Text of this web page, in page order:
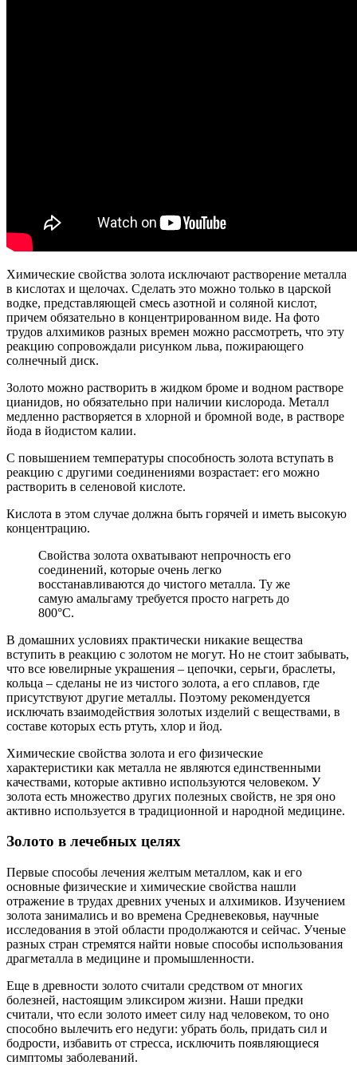
Химические свойства золота исключают растворение металла
в кислотах и щелочах. Сделать это можно только в царской
водке, представляющей смесь азотной и соляной кислот,
причем обязательно в концентрированном виде. На фото
трудов алхимиков разных времен можно рассмотреть, что эту
реакцию сопровождали рисунком льва, пожирающего
солнечный диск.
Золото можно растворить в жидком броме и водном растворе
цианидов, но обязательно при наличии кислорода. Металл
медленно растворяется в хлорной и бромной воде, в растворе
йода в йодистом калии.
С повышением температуры способность золота вступать в
реакцию с другими соединениями возрастает: его можно
растворить в селеновой кислоте.
Кислота в этом случае должна быть горячей и иметь высокую
концентрацию.
Свойства золота охватывают непрочность его
соединений, которые очень легко
восстанавливаются до чистого металла. Ту же
самую амальгаму требуется просто нагреть до
800°С.
В домашних условиях практически никакие вещества
вступить в реакцию с золотом не могут. Но не стоит забывать,
что все ювелирные украшения – цепочки, серьги, браслеты,
кольца – сделаны не из чистого золота, а его сплавов, где
присутствуют другие металлы. Поэтому рекомендуется
исключать взаимодействия золотых изделий с веществами, в
составе которых есть ртуть, хлор и йод.
Химические свойства золота и его физические
характеристики как металла не являются единственными
качествами, которые активно используются человеком. У
золота есть множество других полезных свойств, не зря оно
активно используется в традиционной и народной медицине.
Золото в лечебных целях
Первые способы лечения желтым металлом, как и его
основные физические и химические свойства нашли
отражение в трудах древних ученых и алхимиков. Изучением
золота занимались и во времена Средневековья, научные
исследования в этой области продолжаются и сейчас. Ученые
разных стран стремятся найти новые способы использования
драгметалла в медицине и промышленности.
Еще в древности золото считали средством от многих
болезней, настоящим эликсиром жизни. Наши предки
считали, что если золото имеет силу над человеком, то оно
способно вылечить его недуги: убрать боль, придать сил и
бодрости, избавить от стресса, исключить появляющиеся
симптомы заболеваний.